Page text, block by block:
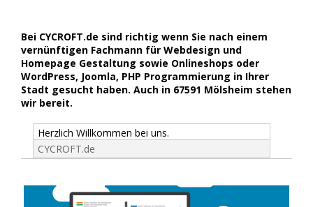
Bei CYCROFT.de sind richtig wenn Sie nach einem
vernünftigen Fachmann für Webdesign und
Homepage Gestaltung sowie Onlineshops oder
WordPress, Joomla, PHP Programmierung in Ihrer
Stadt gesucht haben. Auch in 67591 Mölsheim stehen
wir bereit.
Herzlich Willkommen bei uns.
CYCROFT.de